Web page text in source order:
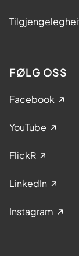
FØLG OSS
Facebook
YouTube
FlickR
LinkedIn
Instagram